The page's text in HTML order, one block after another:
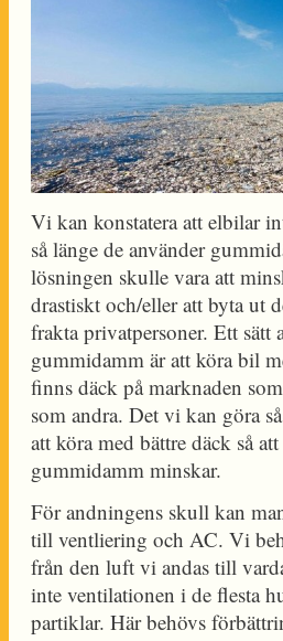
Vi kan konstatera att elbilar
så länge de använder
lösningen skulle vara att
drastiskt och/eller att byta ut
frakta privatpersoner. Ett sätt
gummidamm är att köra bil
finns däck på marknaden
som andra. Det vi kan göra
att köra med bättre däck så
gummidamm minskar.
För andningens skull kan
till ventliering och AC. Vi
från den luft vi andas till
inte ventilationen i de flesta
partiklar. Här behövs